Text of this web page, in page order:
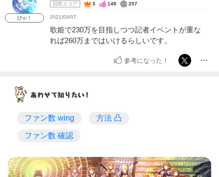
ぴゃ！
回答スコア 3 148 257
2021/03/07
歌姫で230万を目指しつつ記者イベントが重な
れば260万まではいけるらしいです。
参考になった！
ファン数 wing 方法 凸
ファン数 確認